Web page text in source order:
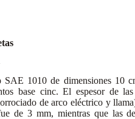
SAE 1010 de dimensiones 10
base cinc. El espesor de
de arco eléctrico y
de 3 mm, mientras que las